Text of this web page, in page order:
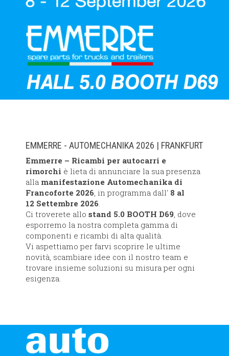
EMMERRE - AUTOMECHANIKA 2026 | FRANKFURT
Emmerre – Ricambi per autocarri e
rimorchi è lieta di annunciare la sua presenza
alla manifestazione Automechanika di
Francoforte 2026, in programma dall' 8 al
12 Settembre 2026.
Ci troverete allo stand 5.0 BOOTH D69, dove
esporremo la nostra completa gamma di
componenti e ricambi di alta qualità.
Vi aspettiamo per farvi scoprire le ultime
novità, scambiare idee con il nostro team e
trovare insieme soluzioni su misura per ogni
esigenza.